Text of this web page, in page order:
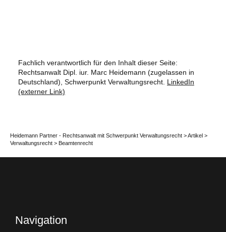
Fachlich verantwortlich für den Inhalt dieser Seite:
Rechtsanwalt Dipl. iur. Marc Heidemann (zugelassen in
Deutschland), Schwerpunkt Verwaltungsrecht. LinkedIn
(externer Link)
Heidemann Partner - Rechtsanwalt mit Schwerpunkt Verwaltungsrecht >Artikel >
Verwaltungsrecht > Beamtenrecht
Navigation